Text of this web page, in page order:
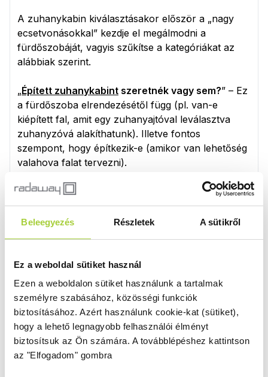
Beleegyezés Részletek A sütikről
Ez a weboldal sütiket használ
Ezen a weboldalon sütiket használunk a tartalmak
személyre szabásához, közösségi funkciók
biztosításához. Azért használunk cookie-kat (sütiket),
hogy a lehető legnagyobb felhasználói élményt
biztosítsuk az Ön számára. A továbblépéshez kattintson
az "Elfogadom" gombra
A zuhanykabin kiválasztásakor először a „nagy
ecsetvonásokkal” kezdje el megálmodni a
fürdőszobáját, vagyis szűkítse a kategóriákat az
alábbiak szerint.
„Épített zuhanykabint szeretnék vagy sem?” – Ez
a fürdőszoba elrendezésétől függ (pl. van-e
kiépített fal, amit egy zuhanyajtóval leválasztva
zuhanyzóvá alakíthatunk). Illetve fontos
szempont, hogy építkezik-e (amikor van lehetőség
valahova falat tervezni).
Az épített zuhanykabin fala tényleges fal, melyet
egy zuhanyajtóval leválasztunk. A klasszikus
zuhanyajtó plexiből vagy biztonsági üvegből
tisztántarthatóságában erősen felülmúlja a plexit.)
Zuhanytálcás vagy tálca nélkül zuhanykabin
legyen?
” – A különbség: tálca nélküli kabinoknál a
zuhanyzó alja a fürdőszoba burkolata. Ez is jó
megoldás, ha a fürdő kialakításakor gondoltak a
vízelvezetésre és a burkolat kellemes a talpnak
még vizesen is.